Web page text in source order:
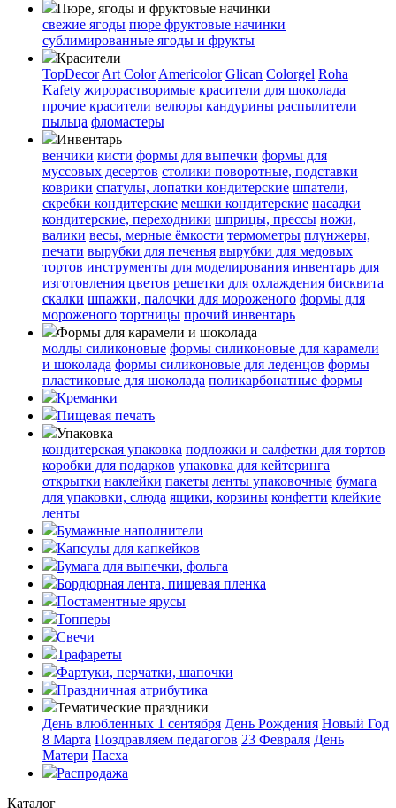
Пюре, ягоды и фруктовые начинки
свежие ягоды пюре фруктовые начинки
сублимированные ягоды и фрукты
Красители
TopDecor Art Color Americolor Glican Colorgel Roha
Kafety жирорастворимые красители для шоколада
прочие красители велюры кандурины распылители
пыльца фломастеры
Инвентарь
венчики кисти формы для выпечки формы для
муссовых десертов столики поворотные, подставки
коврики cпатулы, лопатки кондитерские шпатели,
скребки кондитерские мешки кондитерские насадки
кондитерские, переходники шприцы, прессы ножи,
валики весы, мерные ёмкости термометры плунжеры,
печати вырубки для печенья вырубки для медовых
тортов инструменты для моделирования инвентарь для
изготовления цветов решетки для охлаждения бисквита
скалки шпажки, палочки для мороженого формы для
мороженого тортницы прочий инвентарь
Формы для карамели и шоколада
молды силиконовые формы силиконовые для карамели
и шоколада формы силиконовые для леденцов формы
пластиковые для шоколада поликарбонатные формы
Креманки
Пищевая печать
Упаковка
кондитерская упаковка подложки и салфетки для тортов
коробки для подарков упаковка для кейтеринга
открытки наклейки пакеты ленты упаковочные бумага
для упаковки, слюда ящики, корзины конфетти клейкие
ленты
Бумажные наполнители
Капсулы для капкейков
Бумага для выпечки, фольга
Бордюрная лента, пищевая пленка
Постаментные ярусы
Топперы
Свечи
Трафареты
Фартуки, перчатки, шапочки
Праздничная атрибутика
Тематические праздники
День влюбленных 1 сентября День Рождения Новый Год
8 Марта Поздравляем педагогов 23 Февраля День
Матери Пасха
Распродажа
Каталог